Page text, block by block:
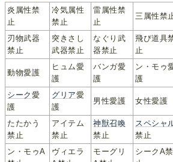
炎属性禁
止
冷気属性
禁止
雷属性禁
止
三属性禁
刃物武器
禁止
突きさし
武器禁止
なぐり武
器禁止
飛び道具
止
動物愛護
ヒュム愛
護
バンガ愛
護
ン・モゥ
護
シーク 愛
護
グリア愛
護
男性愛護 女性愛護
たたかう
禁止
アイテム
禁止
神獣召喚
禁止
スペシャ
禁止
ン・モゥA
ヴィエラ
モーグリ
シークA禁